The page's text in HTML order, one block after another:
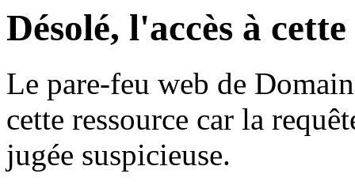
Désolé, l'accès à
Le pare-feu web de
cette ressource car la
jugée suspicieuse.